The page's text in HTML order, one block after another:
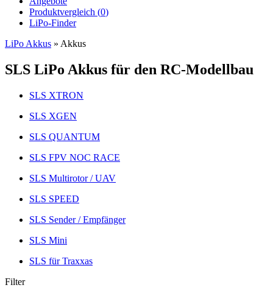
Produktvergleich (0)
LiPo-Finder
LiPo Akkus » Akkus
SLS LiPo Akkus für den RC-Modellbau
SLS XTRON
SLS XGEN
SLS QUANTUM
SLS FPV NOC RACE
SLS Multirotor / UAV
SLS SPEED
SLS Sender / Empfänger
SLS Mini
SLS für Traxxas
Filter